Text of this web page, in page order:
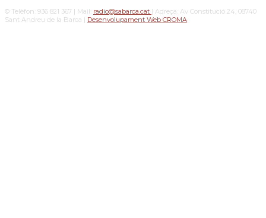
© Telèfon: 936 821 367 | Mail: radio@sabarca.cat | Adreça: Av Constitució 24, 08740
Sant Andreu de la Barca | Desenvolupament Web CROMA